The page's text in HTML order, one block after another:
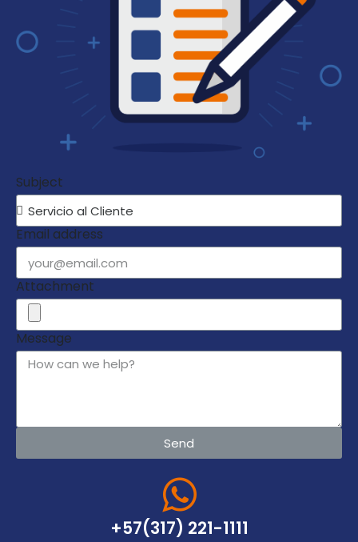
Subject
Email address
Attachment
Message
Send
+57(317) 221-1111